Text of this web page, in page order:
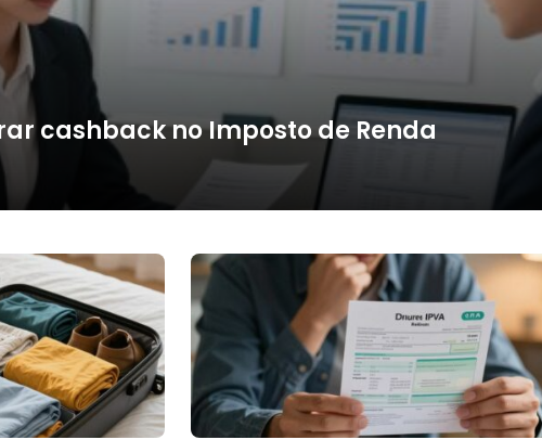
cashback no Imposto de Renda